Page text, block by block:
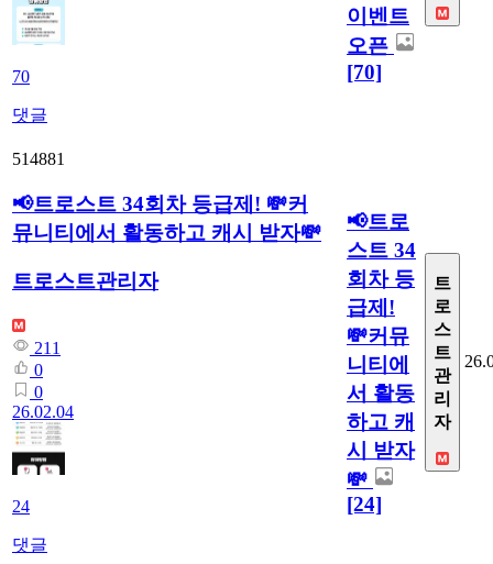
70
댓글
이벤트
오픈
[70]
514881
📢트로스트 34회차 등급제! 💸커
뮤니티에서 활동하고 캐시 받자💸
트로스트관리자
211
0
0
26.02.04
24
댓글
📢트로
스트 34
회차 등
급제!
💸커뮤
니티에
서 활동
하고 캐
시 받자
💸
[24]
트
로
스
트
관
리
자